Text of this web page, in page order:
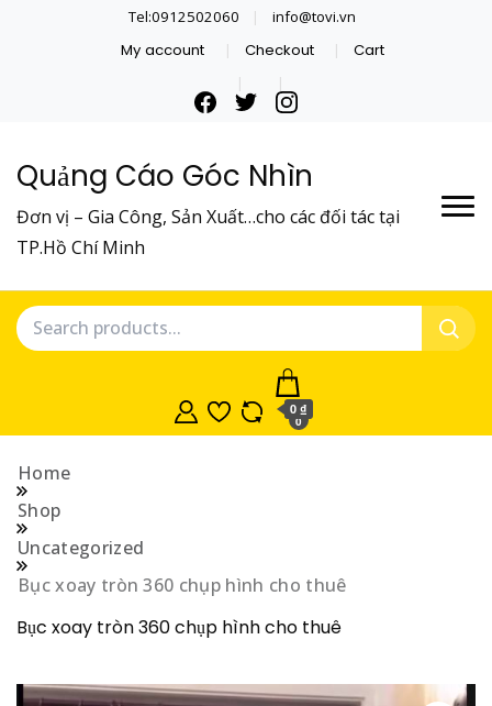
Tel:0912502060 info@tovi.vn
My account Checkout Cart
Quảng Cáo Góc Nhìn
Đơn vị – Gia Công, Sản Xuất…cho các đối tác tại
TP.Hồ Chí Minh
0
0 ₫
Home
Shop
Uncategorized
Bục xoay tròn 360 chụp hình cho thuê
Bục xoay tròn 360 chụp hình cho thuê